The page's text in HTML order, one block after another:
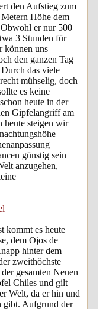
den Aufstieg zum
Höhe dem
er nur 500
3 Stunden für
können uns
den ganzen Tag
das viele
mühselig, doch
es keine
heute in der
Gipfelangriff am
heute steigen wir
günstig sein
anzugehen,
kommt es heute
dem Ojos de
hinter dem
zweithöchste
gesamten Neuen
Chiles und gilt
Welt, da er hin und
gibt. Aufgrund der